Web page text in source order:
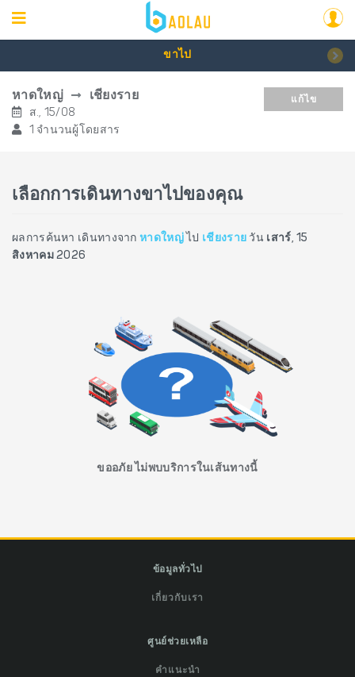
ขาไป
หาดใหญ่ เชียงราย
ส., 15/08
1 จำนวนผู้โดยสาร
แก้ไข
เลือกการเดินทางขาไปของคุณ
ผลการค้นหา เดินทางจาก หาดใหญ่ไป เชียงราย วัน เสาร์, 15
สิงหาคม 2026
ขออภัย ไม่พบบริการในเส้นทางนี้
ข้อมูลทั่วไป
เกี่ยวกับเรา
ศูนย์ช่วยเหลือ
คำแนะนำ